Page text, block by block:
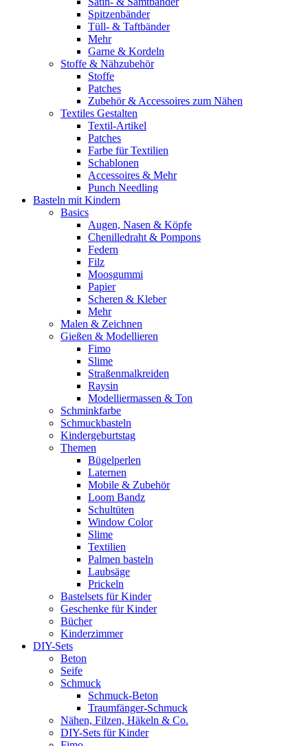
Spitzenbänder
Tüll- & Taftbänder
Mehr
Garne & Kordeln
Stoffe & Nähzubehör
Stoffe
Patches
Zubehör & Accessoires zum Nähen
Textiles Gestalten
Textil-Artikel
Patches
Farbe für Textilien
Schablonen
Accessoires & Mehr
Punch Needling
Basteln mit Kindern
Basics
Augen, Nasen & Köpfe
Chenilledraht & Pompons
Federn
Filz
Moosgummi
Papier
Scheren & Kleber
Mehr
Malen & Zeichnen
Gießen & Modellieren
Fimo
Slime
Straßenmalkreiden
Raysin
Modelliermassen & Ton
Schminkfarbe
Schmuckbasteln
Kindergeburtstag
Themen
Bügelperlen
Laternen
Mobile & Zubehör
Loom Bandz
Schultüten
Window Color
Slime
Textilien
Palmen basteln
Laubsäge
Prickeln
Bastelsets für Kinder
Geschenke für Kinder
Bücher
Kinderzimmer
DIY-Sets
Beton
Seife
Schmuck
Schmuck-Beton
Traumfänger-Schmuck
Nähen, Filzen, Häkeln & Co.
DIY-Sets für Kinder